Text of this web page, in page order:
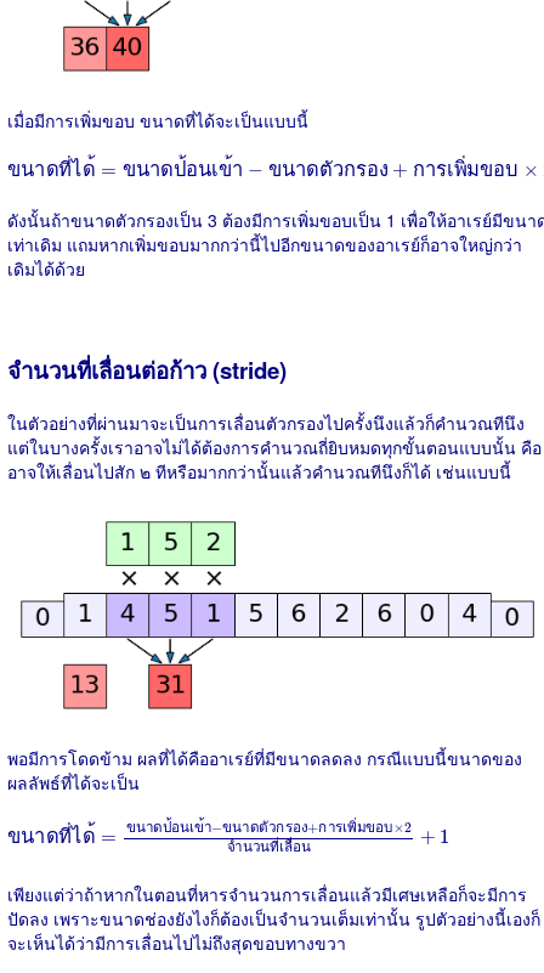
เมื่อมีการเพิ่มขอบ ขนาดที่ได้จะเป็นแบบนี้
ขนาดทได = ขนาดปอนเขา − ขนาดตวกรอง + การเพมขอบ ×
ขนาดทได= นาดปอนเขา−ข าดตวกรอง+กา ร พมขอบ×2+1
ดังนั้นถ้าขนาดตัวกรองเป็น 3 ต้องมีการเพิ่มขอบเป็น 1 เพื่อให้อาเรย์มีขนา
เท่าเดิม แถมหากเพิ่มขอบมากกว่านี้ไปอีกขนาดของอาเรย์ก็อาจใหญ่กว่า
เดิมได้ด้วย
จำนวนที่เลื่อนต่อก้าว (stride)
ในตัวอย่างที่ผ่านมาจะเป็นการเลื่อนตัวกรองไปครั้งนึงแล้วก็คำนวณทีนึง
แต่ในบางครั้งเราอาจไม่ได้ต้องการคำนวณถี่ยิบหมดทุกขั้นตอนแบบนั้น คือ
อาจให้เลื่อนไปสัก ๒ ทีหรือมากกว่านั้นแล้วคำนวณทีนึงก็ได้ เช่นแบบนี้
พอมีการโดดข้าม ผลที่ได้คืออาเรย์ที่มีขนาดลดลง กรณีแบบนี้ขนาดของ
ผลลัพธ์ที่ได้จะเป็น
ขนาดทได = ขนาดปอนเขา−ขนาดตวกรอง+การเพมขอบ×2
จำนวนทเลอน + 1
ทไ ด= นาดปอนเข า−ขนาดตว กรอง+การเ
เพียงแต่ว่าถ้าหากในตอนที่หารจำนวนการเลื่อนแล้วมีเศษเหลือก็จะมีการ
ปัดลง เพราะขนาดช่องยังไงก็ต้องเป็นจำนวนเต็มเท่านั้น รูปตัวอย่างนี้เองก็
จะเห็นได้ว่ามีการเลื่อนไปไม่ถึงสุดขอบทางขวา